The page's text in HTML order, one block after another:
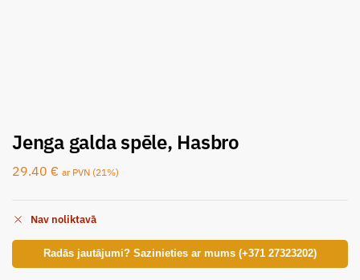
Jenga galda spēle, Hasbro
29.40 € ar PVN (21%)
Nav noliktavā
Radās jautājumi? Sazinieties ar mums (+371 27323202)